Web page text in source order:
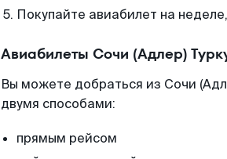
Покупайте авиабилет на
Авиабилеты Сочи (Адлер)
Вы можете добраться из Сочи
двумя способами:
прямым рейсом